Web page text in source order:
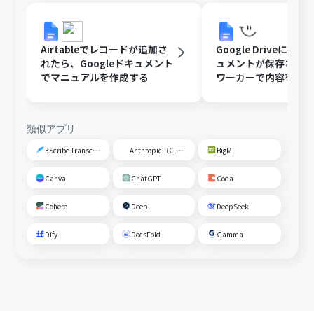
Airtableでレコードが追加さ
れたら、Googleドキュメント
でマニュアルを作成する
Google Driveに
ュメントが保存され
ワーカーで内容を読
類似アプリ
3Scribe Transcription Anthropic（Claude） BigML
Canva ChatGPT Coda
Cohere DeepL DeepSeek
Dify DocsFold Gamma